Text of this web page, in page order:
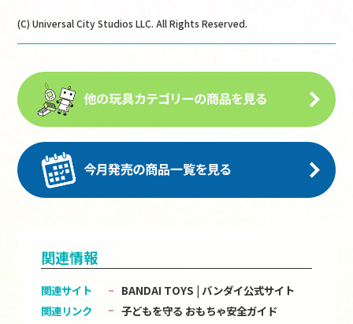
(C) Universal City Studios LLC. All Rights Reserved.
関連情報
関連サイト
BANDAI TOYS | バンダイ公式サイト
関連リンク
子どもを守る おもちゃ安全ガイド